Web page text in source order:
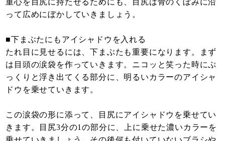
重心を目尻に持たせるためにも、目尻は骨のくぼみに沿
って広めにぼかしていきましょう。
■下まぶたにもアイシャドウを入れる
たれ目に見せるには、下まぶたも重要になります。まず
は目頭の涙袋を作っていきます。ニコッと笑った時にぷ
っくりと浮き出てくる部分に、明るいカラーのアイシャ
ドウを乗せていきます。
この涙袋の形に添って、目尻にアイシャドウを乗せてい
きます。目尻3分の1の部分に、上に乗せた濃いカラーを